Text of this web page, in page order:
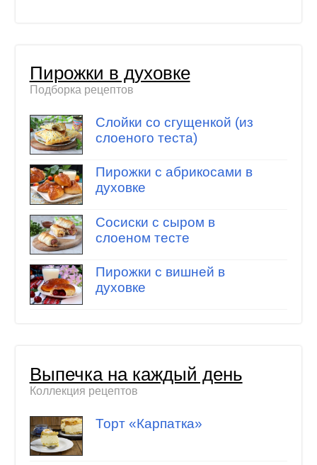
Пирожки в духовке
Подборка рецептов
Слойки со сгущенкой (из
слоеного теста)
Пирожки с абрикосами в
духовке
Сосиски с сыром в
слоеном тесте
Пирожки с вишней в
духовке
Выпечка на каждый день
Коллекция рецептов
Торт «Карпатка»